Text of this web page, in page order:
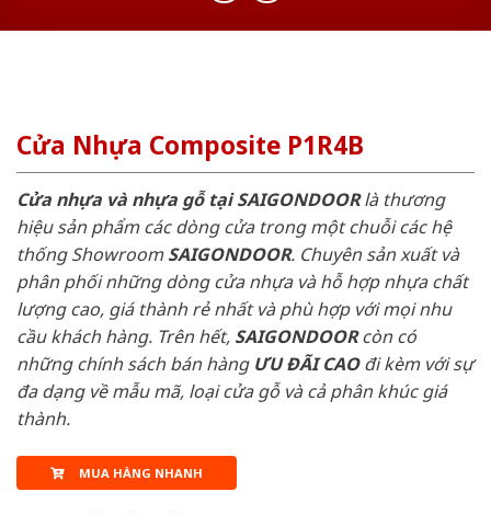
Cửa Nhựa Composite P1R4B
Cửa nhựa và nhựa gỗ tại SAIGONDOORlà thương
hiệu sản phẩm các dòng cửa trong một chuỗi các hệ
thống ShowroomSAIGONDOOR. Chuyên sản xuất và
phân phối những dòng cửa nhựa và hỗ hợp nhựa chất
lượng cao, giá thành rẻ nhất và phù hợp với mọi nhu
cầu khách hàng. Trên hết, SAIGONDOORcòn có
những chính sách bán hàng ƯU ĐÃI CAOđi kèm với sự
đa dạng về mẫu mã, loại cửa gỗ và cả phân khúc giá
thành.
MUA HÀNG NHANH